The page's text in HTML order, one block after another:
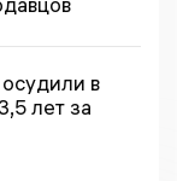
в
лет за